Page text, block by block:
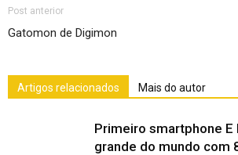
Post anterior
Gatomon de Digimon
Artigos relacionados Mais do autor
Primeiro smartphone E
grande do mundo com